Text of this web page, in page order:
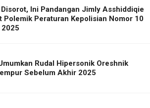
Disorot, Ini Pandangan Jimly Asshiddiqie
Polemik Peraturan Kepolisian Nomor 10
2025
Rudal Hipersonik Oreshnik
Sebelum Akhir 2025